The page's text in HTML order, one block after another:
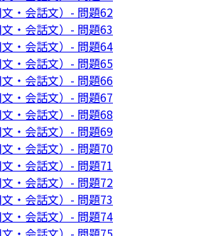
・会話文）- 問題62
・会話文）- 問題63
・会話文）- 問題64
・会話文）- 問題65
・会話文）- 問題66
・会話文）- 問題67
・会話文）- 問題68
・会話文）- 問題69
・会話文）- 問題70
・会話文）- 問題71
・会話文）- 問題72
・会話文）- 問題73
・会話文）- 問題74